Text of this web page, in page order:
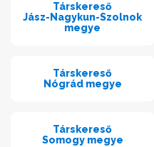
Társkereső
Jász-Nagykun-Szolnok
megye
Társkereső
Nógrád megye
Társkereső
Somogy megye